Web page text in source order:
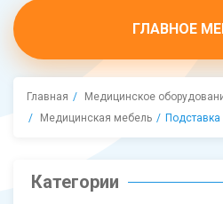
ГЛАВНОЕ
Главная
Медицинское
Медицинская мебель
Категории